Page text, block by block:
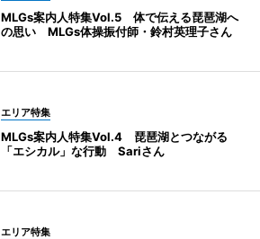
MLGs案内人特集Vol.5 体で伝える琵琶湖へ
の思い MLGs体操振付師・鈴村英理子さん
エリア特集
MLGs案内人特集Vol.4 琵琶湖とつながる
「エシカル」な行動 Sariさん
エリア特集